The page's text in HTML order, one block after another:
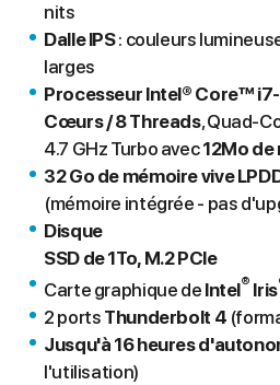
nits
Dalle IPS: couleurs
larges
Processeur Intel® Core™
Cœurs / 8 Threads, Quad-
4.7 GHz Turbo avec12Mo
32 Go de mémoire vive
(mémoire intégrée - pas
Disque
SSD de 1To, M.2 PCIe
Carte graphique de Intel® Iris
2 ports Thunderbolt 4
Jusqu'à 16 heures
l'utilisation)